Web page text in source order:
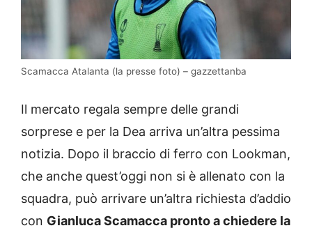
Scamacca Atalanta (la presse foto) – gazzettanba
Il mercato regala sempre delle grandi
sorprese e per la Dea arriva un’altra pessima
notizia. Dopo il braccio di ferro con Lookman,
che anche quest’oggi non si è allenato con la
squadra, può arrivare un’altra richiesta d’addio
con Gianluca Scamacca pronto a chiedere la